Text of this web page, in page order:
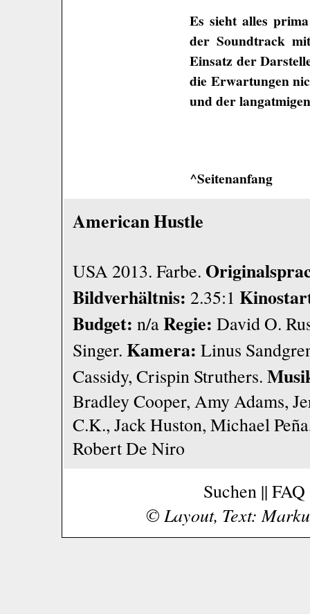
Es sieht alles
der Soundtrack
Einsatz der
die Erwartungen
und der
^Seitenanfang
American Hustle
USA 2013. Farbe.
Bildverhältnis: 2.35:1
Budget: n/aRegie: David O.
Singer. Kamera: Linus
Cassidy, Crispin Struthers.
Bradley Cooper, Amy Adams,
C.K., Jack Huston, Michael
Robert De Niro
Suchen || FAQ
© Layout, Text: